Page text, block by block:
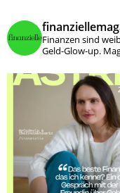
Finanzen sind
Geld-Glow-up.